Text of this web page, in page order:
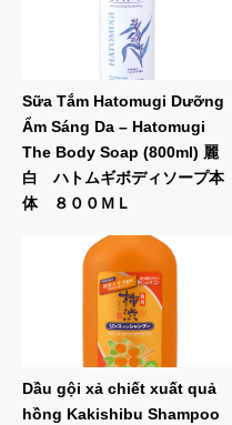
Sữa Tắm Hatomugi Dưỡng
Ẩm Sáng Da – Hatomugi
The Body Soap (800ml) 麗
白 ハトムギボディソープ本
体 ８００ＭＬ
Dầu gội xả chiết xuất quả
hồng Kakishibu Shampoo